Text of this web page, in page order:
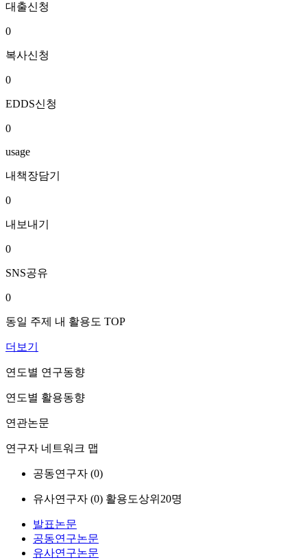
대출신청
0
복사신청
0
EDDS신청
0
usage
내책장담기
0
내보내기
0
SNS공유
0
동일 주제 내 활용도 TOP
더보기
연도별 연구동향
연도별 활용동향
연관논문
연구자 네트워크 맵
공동연구자 (0)
유사연구자 (0) 활용도상위20명
발표논문
공동연구논문
유사연구논문